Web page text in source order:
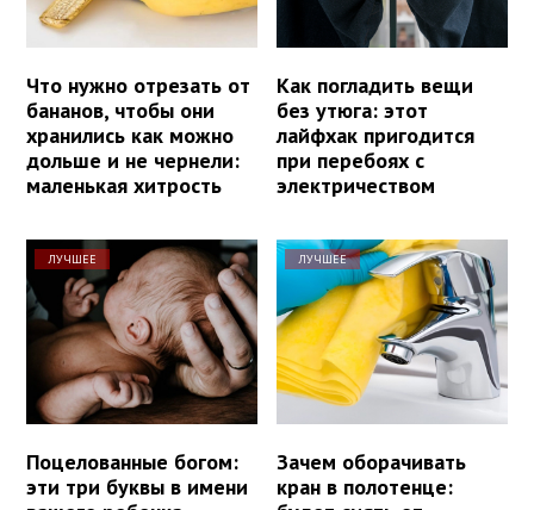
Что нужно отрезать от
бананов, чтобы они
хранились как можно
дольше и не чернели:
маленькая хитрость
Как погладить вещи
без утюга: этот
лайфхак пригодится
при перебоях с
электричеством
ЛУЧШЕЕ
Поцелованные богом:
эти три буквы в имени
ЛУЧШЕЕ
Зачем оборачивать
кран в полотенце: